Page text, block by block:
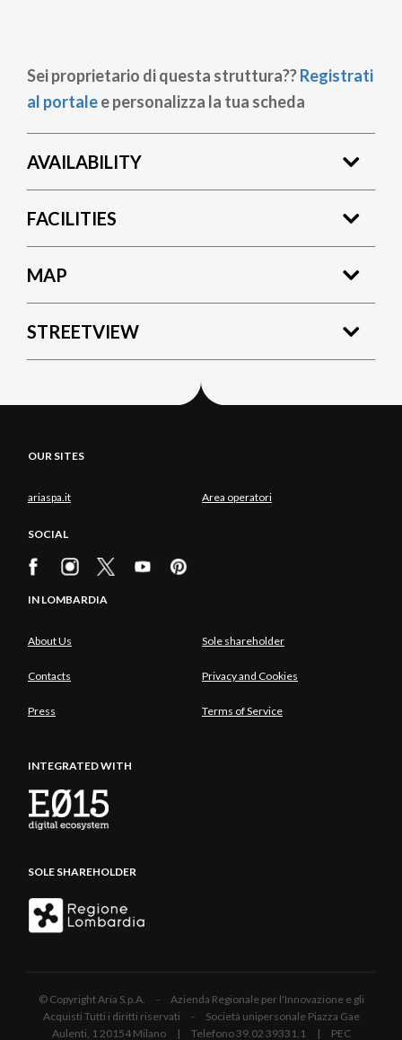
Sei proprietario di questa struttura??Registrati
al portalee personalizza la tua scheda
AVAILABILITY
FACILITIES
MAP
STREETVIEW
OUR SITES
ariaspa.it Area operatori
SOCIAL
IN LOMBARDIA
About Us Sole shareholder
Contacts Privacy and Cookies
Press Terms of Service
INTEGRATED WITH
SOLE SHAREHOLDER
© Copyright Aria S.p.A. - Azienda Regionale per l'Innovazione e gli
Acquisti Tutti i diritti riservati - Società unipersonale Piazza Gae
Aulenti, 1 20154 Milano | Telefono 39.02 39331.1 | PEC